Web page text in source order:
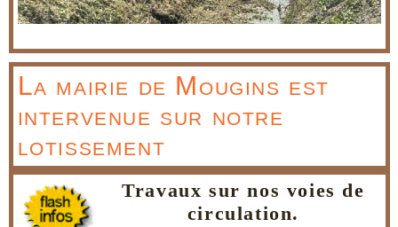
La mairie de Mougins est
intervenue sur notre
lotissement
Travaux sur nos voies de
circulation.